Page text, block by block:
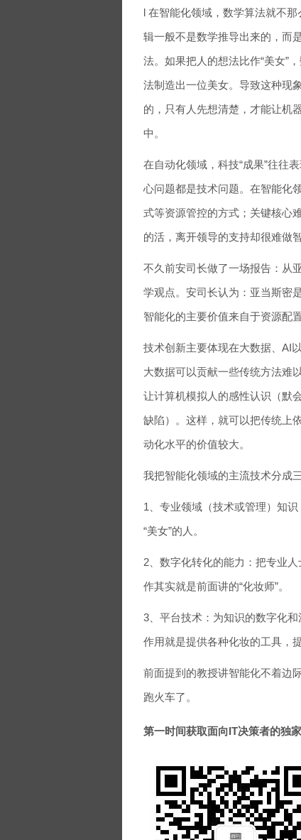
l 在智能化领域，数学算法就不
辑一般不是数学推导出来的，而
法。如果把人的想法比作“美女”
法制造出一位美女。导致这种现
的，只有人先想清楚，才能让机
中。
在自动化领域，科技“成果”往往
心问题都是技术问题。在智能化
式等资源管控的方式；关键核心
的活，离开领导的支持却很难做
不久前安司长做了一场报告：从
学观点。安司长认为：亚当斯密
智能化的主要价值来自于资源配
技术创新主要体现在大数据、AI
大数据可以贡献一些传统方法难
让计算机模拟人的感性认识（默
缺陷）。这样，就可以把传统上
动化水平的价值较大。
我把智能化领域的主流技术分成
1、专业领域（技术或管理）知
“美女”的人。
2、数字化转化的能力：把专业
作其实就是前面讲的“化妆师”。
3、平台技术：为知识的数字化
作用就是提供各种化妆的工具，
前面提到的教授讲智能化不着边
跑火车了。
第一时间获取面向IT决策者的独